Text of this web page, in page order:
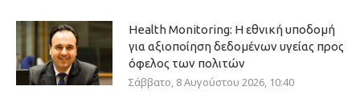
Health Monitoring: Η εθνική υποδομή
για αξιοποίηση δεδομένων υγείας προς
όφελος των πολιτών
Σάββατο, 8 Αυγούστου 2026, 10:40